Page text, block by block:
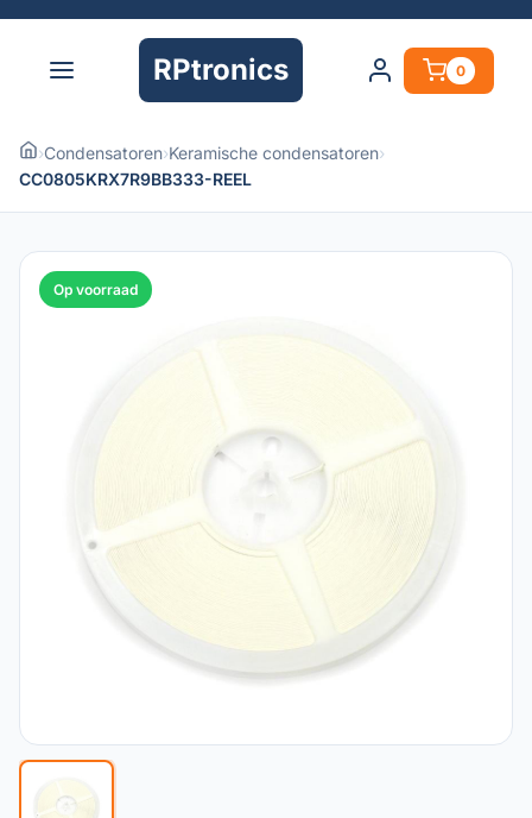
RPtronics 0
›Condensatoren›Keramische condensatoren›
CC0805KRX7R9BB333-REEL
Op voorraad